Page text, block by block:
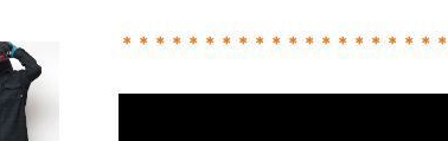
＊＊＊＊＊＊＊＊＊＊＊＊＊＊＊＊＊＊＊＊